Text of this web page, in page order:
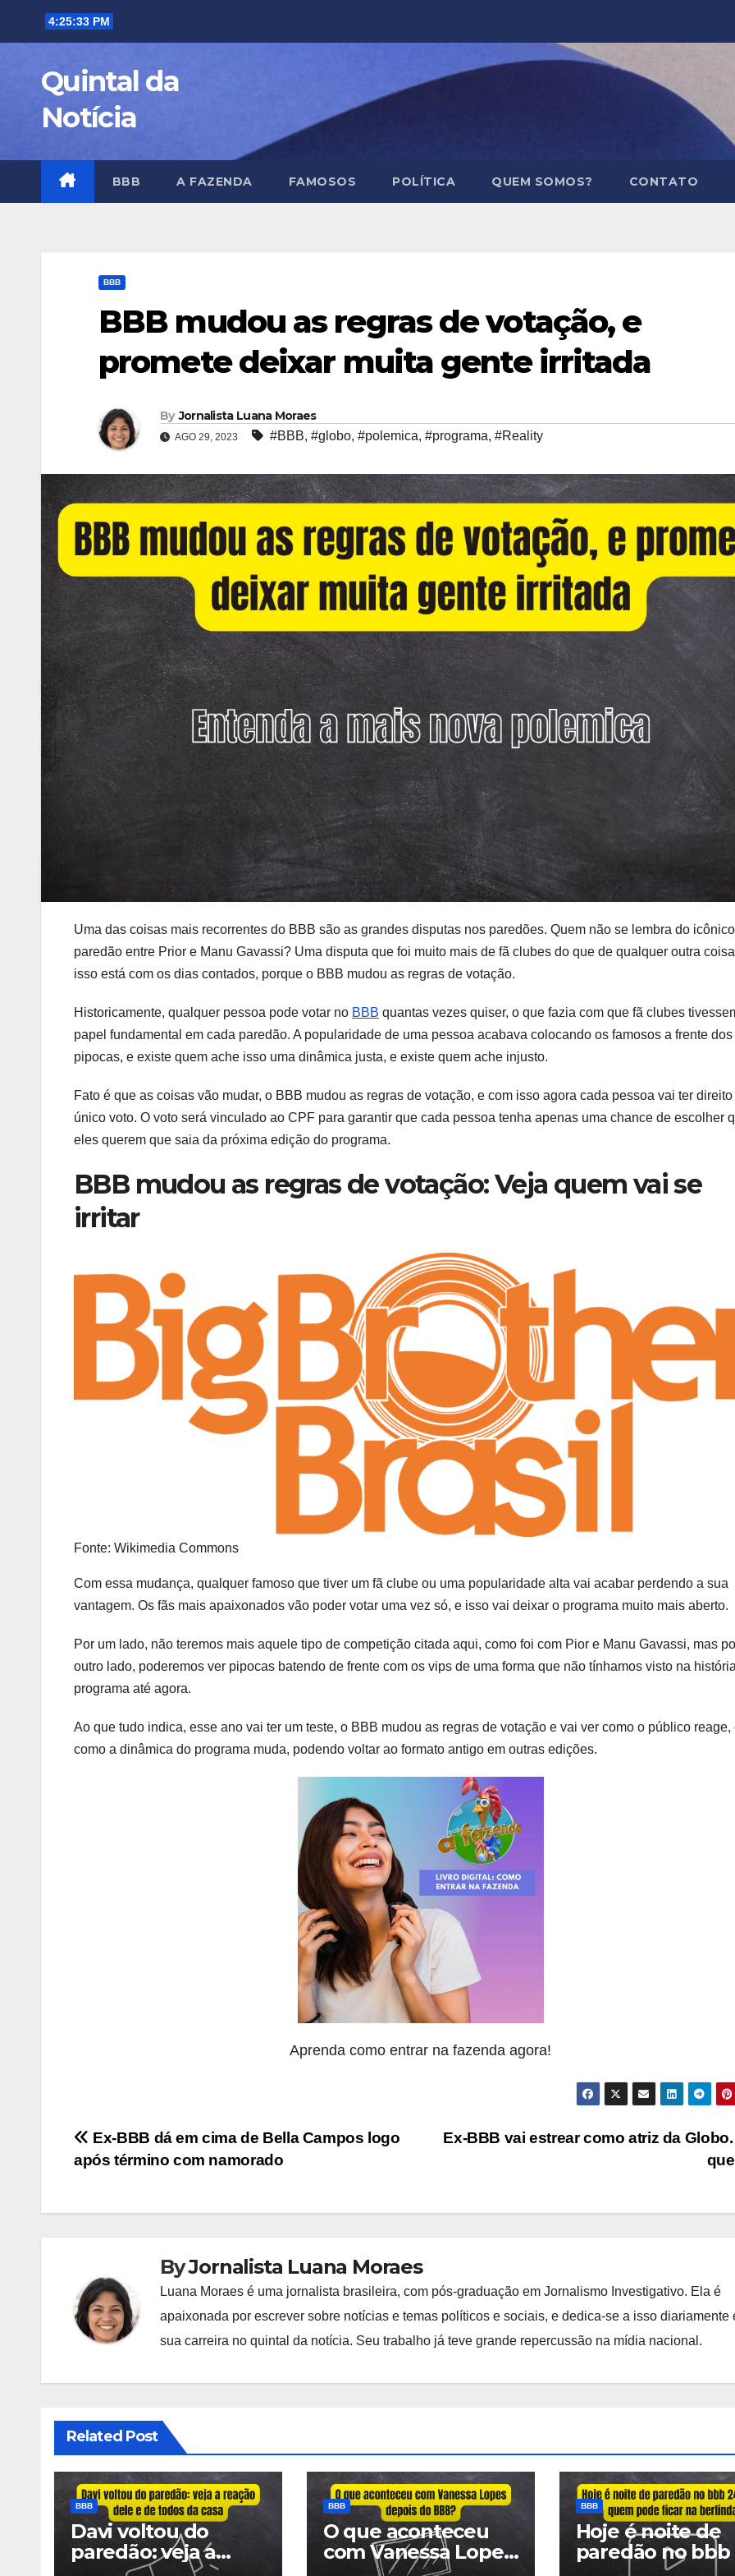
4:25:35 PM
Quintal da
Notícia
BBB A FAZENDA FAMOSOS POLÍTICA QUEM SOMOS? CONTATO
BBB
BBB mudou as regras de votação, e
promete deixar muita gente irritada
By Jornalista Luana Moraes
AGO 29, 2023 #BBB, #globo, #polemica, #programa, #Reality
Uma das coisas mais recorrentes do BBB são as grandes disputas nos paredões. Quem não se lembra do icônico
paredão entre Prior e Manu Gavassi? Uma disputa que foi muito mais de fã clubes do que de qualquer outra
isso está com os dias contados, porque o BBB mudou as regras de votação.
Historicamente, qualquer pessoa pode votar no BBB quantas vezes quiser, o que fazia com que fã clubes
papel fundamental em cada paredão. A popularidade de uma pessoa acabava colocando os famosos a frente dos
pipocas, e existe quem ache isso uma dinâmica justa, e existe quem ache injusto.
Fato é que as coisas vão mudar, o BBB mudou as regras de votação, e com isso agora cada pessoa vai ter direito
único voto. O voto será vinculado ao CPF para garantir que cada pessoa tenha apenas uma chance de escolher
eles querem que saia da próxima edição do programa.
BBB mudou as regras de votação: Veja quem vai se
irritar
Fonte: Wikimedia Commons
Com essa mudança, qualquer famoso que tiver um fã clube ou uma popularidade alta vai acabar perdendo a sua
vantagem. Os fãs mais apaixonados vão poder votar uma vez só, e isso vai deixar o programa muito mais aberto.
Por um lado, não teremos mais aquele tipo de competição citada aqui, como foi com Pior e Manu Gavassi, mas
outro lado, poderemos ver pipocas batendo de frente com os vips de uma forma que não tínhamos visto na
programa até agora.
Ao que tudo indica, esse ano vai ter um teste, o BBB mudou as regras de votação e vai ver como o público reage,
como a dinâmica do programa muda, podendo voltar ao formato antigo em outras edições.
Aprenda como entrar na fazenda agora!
Navegação
de
Post
Ex-BBB vai estrear como atriz da Globo.
Ex-BBB dá em cima de Bella Campos logo
após término com namorado
ByJornalista Luana Moraes
Luana Moraes é uma jornalista brasileira, com pós-graduação em Jornalismo Investigativo. Ela é
apaixonada por escrever sobre notícias e temas políticos e sociais, e dedica-se a isso diariamente
sua carreira no quintal da notícia. Seu trabalho já teve grande repercussão na mídia nacional.
Related Post
BBB
Davi voltou do
paredão: veja a
BBB
O que aconteceu
com Vanessa Lopes
BBB
Hoje é noite de
paredão no bbb